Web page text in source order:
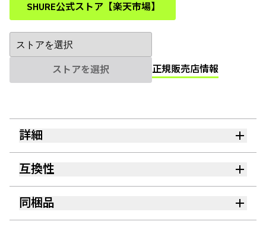
SHURE公式ストア【楽天市場】
(Opens in a new tab)
ストアを選択 正規販売店情報
詳細
互換性
同梱品